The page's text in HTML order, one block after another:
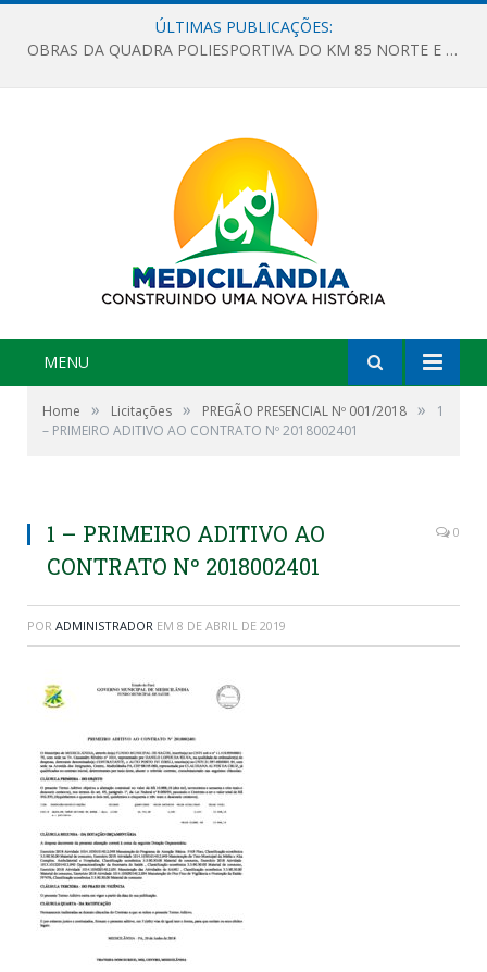
ÚLTIMAS PUBLICAÇÕES:
OBRAS DA QUADRA POLIESPORTIVA DO KM 85 NORTE E DA ESCOLA GASPAR VIANA AVANÇAM
MENU
Home » Licitações » PREGÃO PRESENCIAL Nº 001/2018 »
1
– PRIMEIRO ADITIVO AO CONTRATO Nº 2018002401
1 – PRIMEIRO ADITIVO AO
CONTRATO Nº 2018002401
0
POR ADMINISTRADOR EM 8 DE ABRIL DE 2019